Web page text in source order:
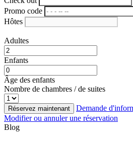
Promo code
Hôtes
Adultes
Enfants
Âge des enfants
Nombre de chambres / de suites
Réservez maintenant
Demande
Modifier ou annuler une réservation
Blog